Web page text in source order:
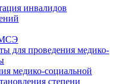
инвалидов
МСЭ
для проведения медико-
медико-социальной
степени